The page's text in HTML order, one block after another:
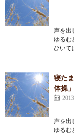
声を出
ゆるむ
ひいて
寝た
体操」
声を出
ゆるむ